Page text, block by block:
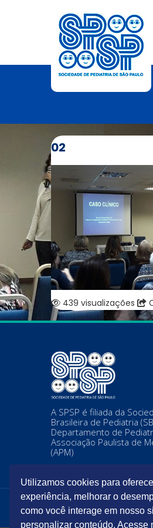
02
439 visualizações
A SPSP é filiada da
Brasileira de Pediatria
Departamento de
Associação Paulista de
(APM)
Todos os direitos
Utilizamos cookies para
experiência, melhorar o
como você interage em nosso
personalizar conteúdo. Acesse